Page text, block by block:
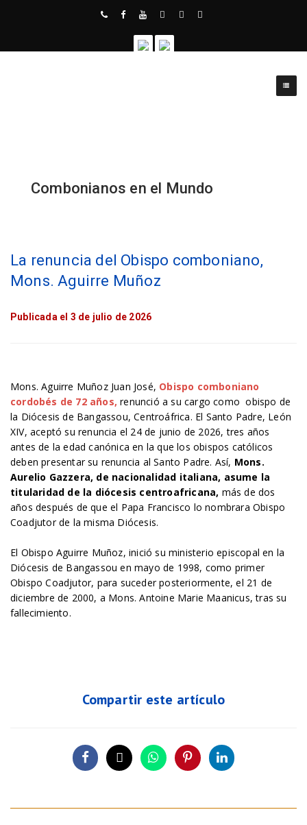
Combonianos en el Mundo
La renuncia del Obispo comboniano,
Mons. Aguirre Muñoz
Publicada el 3 de julio de 2026
Mons. Aguirre Muñoz Juan José, Obispo comboniano
cordobés de 72 años, renunció a su cargo como obispo de
la Diócesis de Bangassou, Centroáfrica. El Santo Padre, León
XIV, aceptó su renuncia el 24 de junio de 2026, tres años
antes de la edad canónica en la que los obispos católicos
deben presentar su renuncia al Santo Padre. Así, Mons.
Aurelio Gazzera, de nacionalidad italiana, asume la
titularidad de la diócesis centroafricana, más de dos
años después de que el Papa Francisco lo nombrara Obispo
Coadjutor de la misma Diócesis.
El Obispo Aguirre Muñoz, inició su ministerio episcopal en la
Diócesis de Bangassou en mayo de 1998, como primer
Obispo Coadjutor, para suceder posteriormente, el 21 de
diciembre de 2000, a Mons. Antoine Marie Maanicus, tras su
fallecimiento.
Compartir este artículo